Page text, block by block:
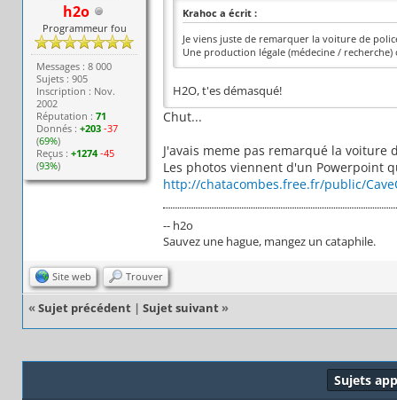
h2o
Programmeur fou
Messages : 8 000
Sujets : 905
Inscription : Nov.
2002
Réputation :71
Donnés :+203 -37
(69%)
Reçus :+1274 -45
(93%)
Krahoc a écrit :
Je viens juste de remarquer la voiture de
Une production légale (médecine /
H2O, t'es démasqué!
Chut...
J'avais meme pas remarqué la voiture
Les photos viennent d'un Powerpoint
http://chatacombes.free.fr/public/
-- h2o
Sauvez une hague, mangez un cataphile.
Site web Trouver
« Sujet précédent | Sujet suivant »
Sujets